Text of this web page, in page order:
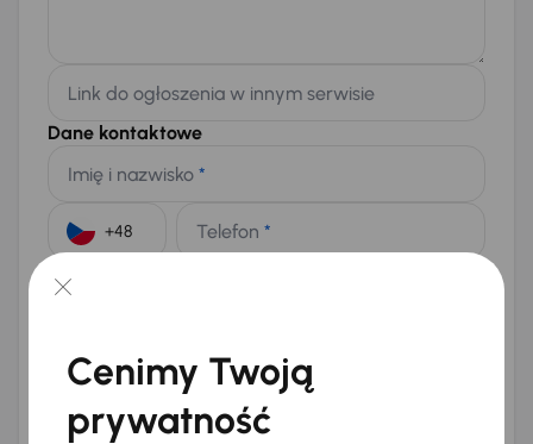
Link do ogłoszenia w innym serwisie
Dane kontaktowe
Imię i nazwisko *
Telefon *
E-mail
Na numer telefonu (opcjonalnie)
Wyślij zapytanie
Cenimy Twoją
prywatność